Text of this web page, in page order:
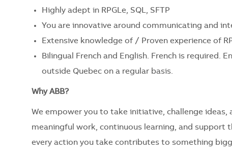
Highly adept in RPGLe, SQL, SFTP
You are innovative around communicating and
Extensive knowledge of / Proven experience of
Bilingual French and English. French is required.
outside Quebec on a regular basis.
Why ABB?
We empower you to take initiative, challenge ideas,
meaningful work, continuous learning, and support
every action you take contributes to something